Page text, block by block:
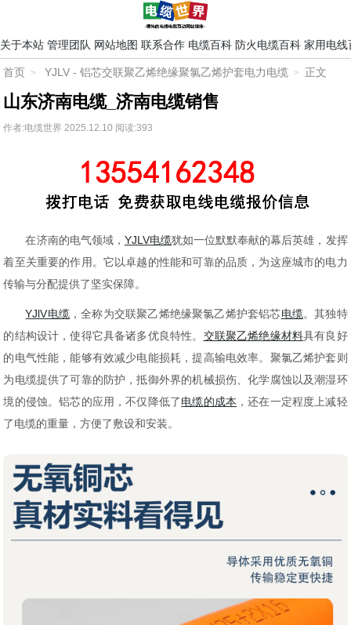
关于本站 管理团队 网站地图 联系合作 电缆百科 防火电缆百科 家用电线
首页 YJLV - 铝芯交联聚乙烯绝缘聚氯乙烯护套电力电缆 正文
山东济南电缆_济南电缆销售
作者:电缆世界 2025.12.10 阅读:393
在济南的电气领域， YJLV电缆犹如一位默默奉献的幕后英雄，发挥
着至关重要的作用。它以卓越的性能和可靠的品质，为这座城市的电力
传输与分配提供了坚实保障。
YJlV电缆 ，全称为交联聚乙烯绝缘聚氯乙烯护套铝芯电缆。其独特
的结构设计，使得它具备诸多优良特性。 交联聚乙烯绝缘材料具有良好
的电气性能，能够有效减少电能损耗，提高输电效率。聚氯乙烯护套则
为电缆提供了可靠的防护，抵御外界的机械损伤、化学腐蚀以及潮湿环
境的侵蚀。铝芯的应用，不仅降低了电缆的成本 ，还在一定程度上减轻
了电缆的重量，方便了敷设和安装。